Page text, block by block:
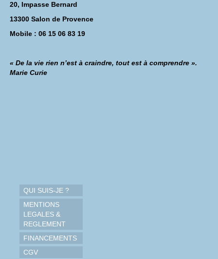
20, Impasse Bernard
13300 Salon de Provence
Mobile : 06 15 06 83 19
« De la vie rien n’est à craindre, tout est à comprendre ».
Marie Curie
QUI SUIS-JE ?
MENTIONS
LEGALES &
REGLEMENT
FINANCEMENTS
CGV